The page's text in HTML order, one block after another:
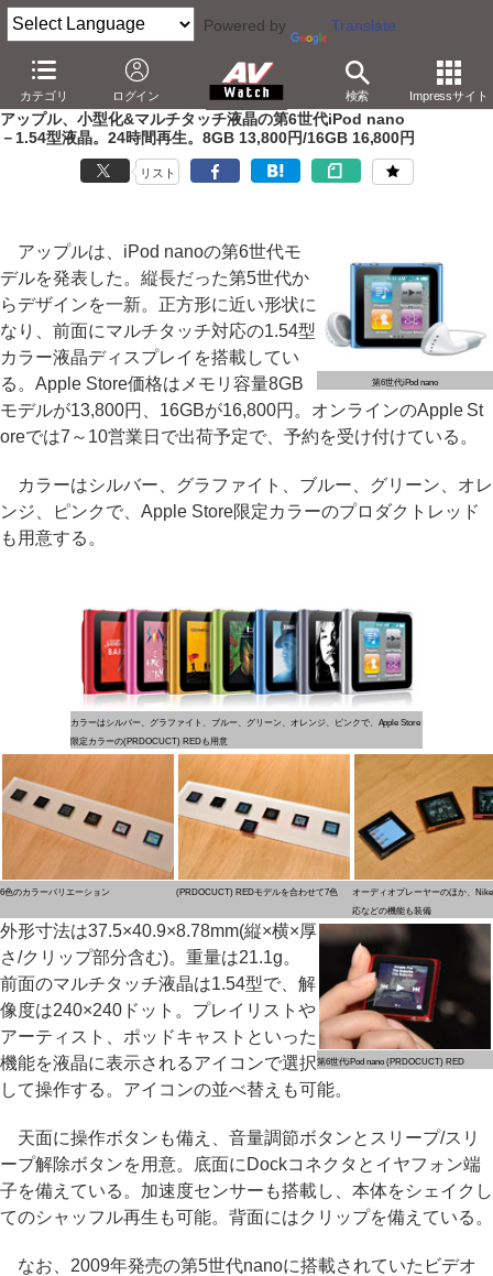
Powered by Translate
カテゴリ ログイン 検索 Impressサイト
AV Watch 製品 ポータブルオーディオ
iPod
アップル、小型化&マルチタッチ液晶の第6世代iPod nano
－1.54型液晶。24時間再生。8GB 13,800円/16GB 16,800円
リスト
第6世代iPod nano
アップルは、iPod nanoの第6世代モ
デルを発表した。縦長だった第5世代か
らデザインを一新。正方形に近い形状に
なり、前面にマルチタッチ対応の1.54型
カラー液晶ディスプレイを搭載してい
る。Apple Store価格はメモリ容量8GB
モデルが13,800円、16GBが16,800円。オンラインのApple St
oreでは7～10営業日で出荷予定で、予約を受け付けている。
カラーはシルバー、グラファイト、ブルー、グリーン、オレ
ンジ、ピンクで、Apple Store限定カラーのプロダクトレッド
も用意する。
カラーはシルバー、グラファイト、ブルー、グリーン、オレンジ、ピンクで、Apple Store
限定カラーの(PRDOCUCT) REDも用意
6色のカラーバリエーション (PRDOCUCT) REDモデルを合わせて7色
オーディオプレーヤーのほか、
応などの機能も装備
第6世代iPod nano (PRDOCUCT) RED
外形寸法は37.5×40.9×8.78mm(縦×横×厚
さ/クリップ部分含む)。重量は21.1g。
前面のマルチタッチ液晶は1.54型で、解
像度は240×240ドット。プレイリストや
アーティスト、ポッドキャストといった
機能を液晶に表示されるアイコンで選択
して操作する。アイコンの並べ替えも可能。
天面に操作ボタンも備え、音量調節ボタンとスリープ/スリ
ープ解除ボタンを用意。底面にDockコネクタとイヤフォン端
子を備えている。加速度センサーも搭載し、本体をシェイクし
てのシャッフル再生も可能。背面にはクリップを備えている。
なお、2009年発売の第5世代nanoに搭載されていたビデオ